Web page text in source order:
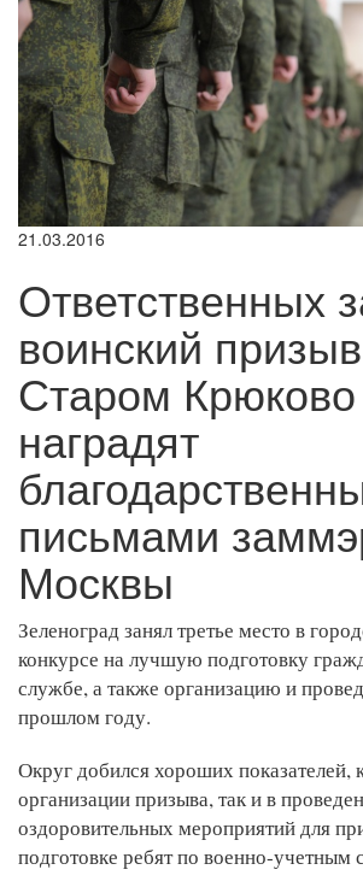
21.03.2016
Ответственных
воинский
Старом Крюково
наградят
письмами
Москвы
Зеленоград занял третье место в
конкурсе на лучшую подготовку
службе, а также организацию и
прошлом году.
Округ добился хороших показателей,
организации призыва, так и в
оздоровительных мероприятий для
подготовке ребят по военно-учетным